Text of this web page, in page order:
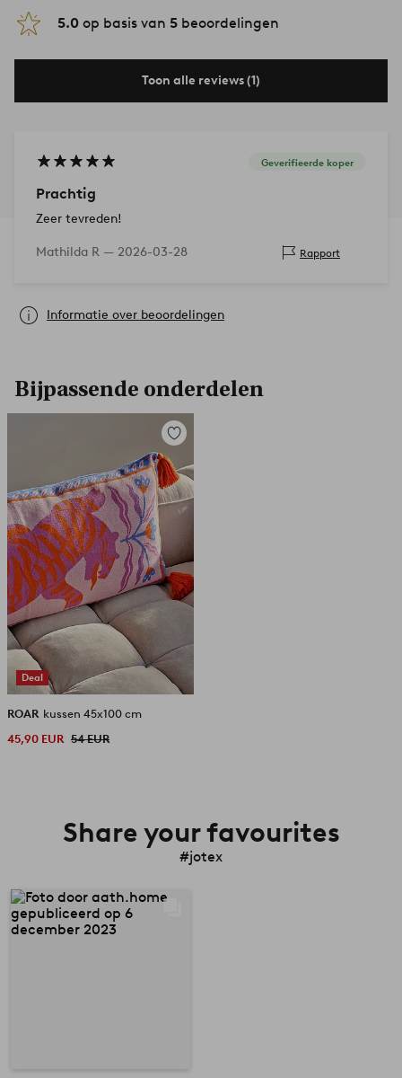
5.0 op basis van 5 beoordelingen
Toon alle reviews (1)
Geverifieerde koper
Prachtig
Zeer tevreden!
Mathilda R — 2026-03-28 Rapport
Informatie over beoordelingen
Bijpassende onderdelen
Deal
Toevoegen
aan
favorieten
ROAR kussen 45x100 cm
45,90 EUR 54 EUR
Share your favourites
#jotex